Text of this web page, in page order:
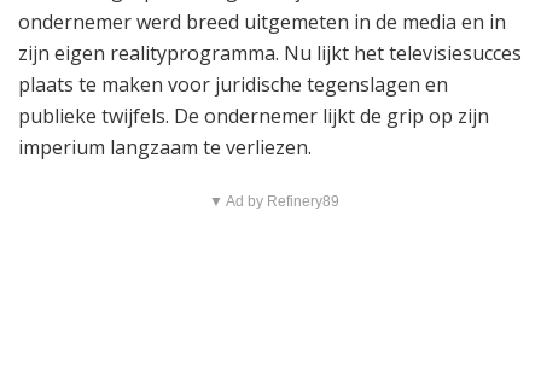
ondernemer werd breed uitgemeten in de media en in
zijn eigen realityprogramma. Nu lijkt het televisiesucces
plaats te maken voor juridische tegenslagen en
publieke twijfels. De ondernemer lijkt de grip op zijn
imperium langzaam te verliezen.
▼ Ad by Refinery89